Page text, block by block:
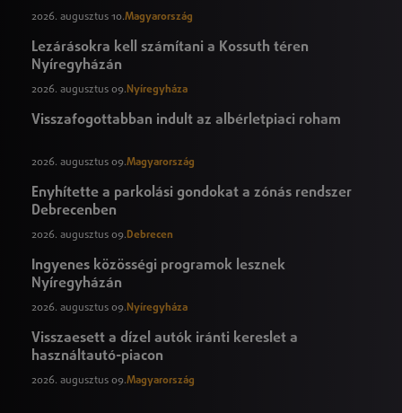
2026. augusztus 10.Magyarország
Lezárásokra kell számítani a Kossuth téren
Nyíregyházán
2026. augusztus 09. Nyíregyháza
Visszafogottabban indult az albérletpiaci roham
2026. augusztus 09.Magyarország
Enyhítette a parkolási gondokat a zónás rendszer
Debrecenben
2026. augusztus 09.Debrecen
Ingyenes közösségi programok lesznek
Nyíregyházán
2026. augusztus 09. Nyíregyháza
Visszaesett a dízel autók iránti kereslet a
használtautó-piacon
2026. augusztus 09.Magyarország